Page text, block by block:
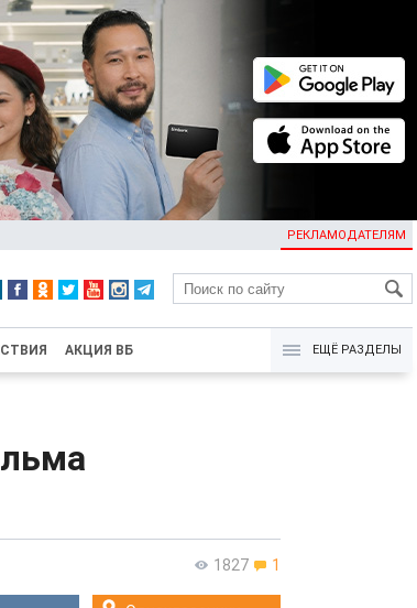
РЕКЛАМОДАТЕЛЯМ
KG
АКЦИЯ ВБ ЕЩЁ РАЗДЕЛЫ
1827 1